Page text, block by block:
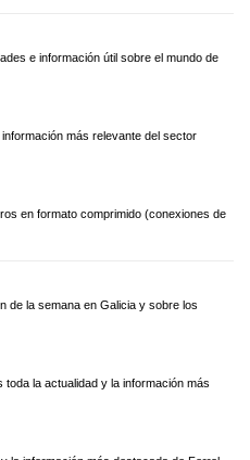
e información útil sobre el mundo de
más relevante del sector
en formato comprimido (conexiones de
de la semana en Galicia y sobre los
toda la actualidad y la información más